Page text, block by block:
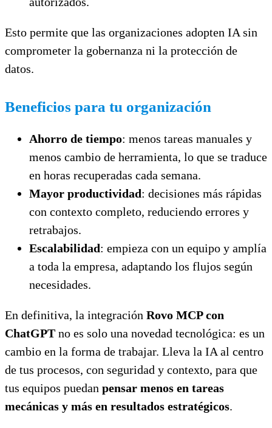
Esto permite que las organizaciones adopten IA sin
comprometer la gobernanza ni la protección de
datos.
Beneficios para tu organización
Ahorro de tiempo: menos tareas manuales y
menos cambio de herramienta, lo que se traduce
en horas recuperadas cada semana.
Mayor productividad: decisiones más rápidas
con contexto completo, reduciendo errores y
retrabajos.
Escalabilidad: empieza con un equipo y amplía
a toda la empresa, adaptando los flujos según
necesidades.
En definitiva, la integración Rovo MCP con
ChatGPT no es solo una novedad tecnológica: es un
cambio en la forma de trabajar. Lleva la IA al centro
de tus procesos, con seguridad y contexto, para que
tus equipos puedan pensar menos en tareas
mecánicas y más en resultados estratégicos.